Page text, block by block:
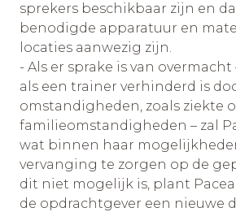
sprekers beschikbaar zijn en
benodigde apparatuur en
locaties aanwezig zijn.
- Als er sprake is van
als een trainer verhinderd is
omstandigheden, zoals ziekte
familieomstandigheden – zal
wat binnen haar
vervanging te zorgen op de
dit niet mogelijk is, plant
de opdrachtgever een nieuwe